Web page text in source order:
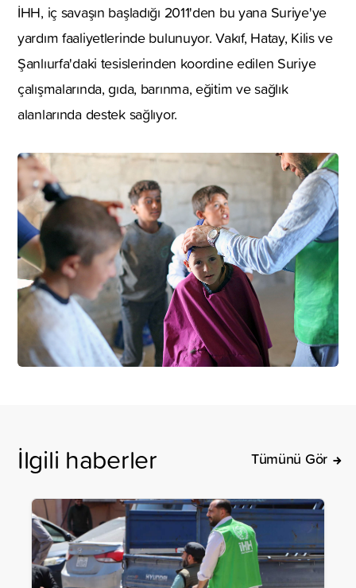
İHH, iç savaşın başladığı 2011'den bu yana Suriye'ye
yardım faaliyetlerinde bulunuyor. Vakıf, Hatay, Kilis ve
Şanlıurfa'daki tesislerinden koordine edilen Suriye
çalışmalarında, gıda, barınma, eğitim ve sağlık
alanlarında destek sağlıyor.
İlgili haberler Tümünü Gör